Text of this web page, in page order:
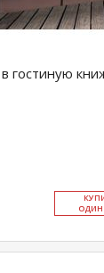
гостиную